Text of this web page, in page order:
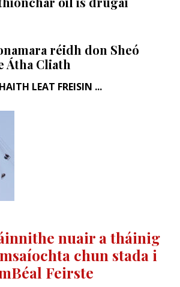
réidh don Sheó
Átha Cliath
LEAT FREISIN ...
nuair a tháinig
chun stada i
Feirste